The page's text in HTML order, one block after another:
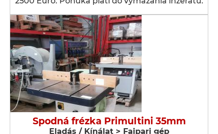
Spodná frézka Primultini 35mm
Eladás / Kínálat > Faipari gép